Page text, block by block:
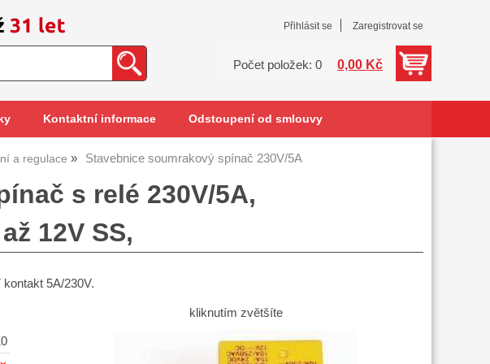
Přihlásit se Zaregistrovat se
Počet položek: 0 0,00 Kč
Kontaktní informace Odstoupení od smlouvy
a regulace Stavebnice soumrakový spínač 230V/5A
s relé 230V/5A,
12V SS,
5A/230V.
kliknutím zvětšíte